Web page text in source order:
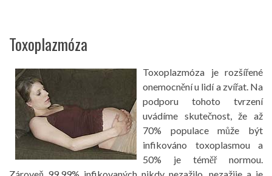
Toxoplazmóza
Toxoplazmóza je rozšířené
onemocnění u lidí a zvířat. Na
podporu tohoto tvrzení
uvádíme skutečnost, že až
70% populace může být
infikováno toxoplasmou a
50% je téměř normou.